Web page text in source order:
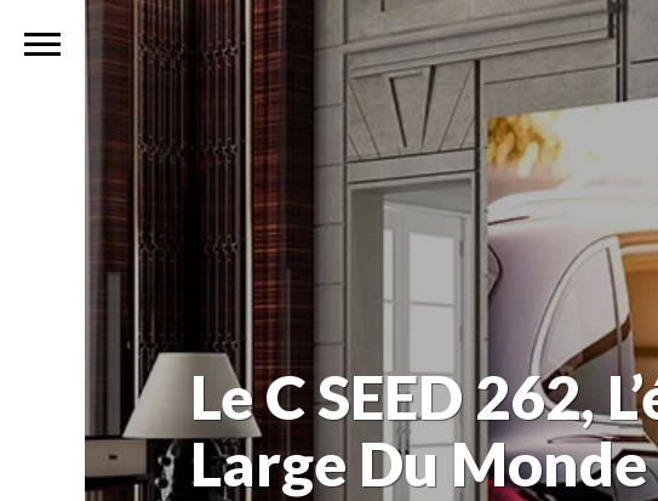
Le C SEED 262,
Large Du Monde